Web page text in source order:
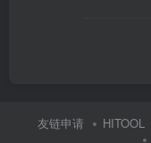
友链申请 HITOOL